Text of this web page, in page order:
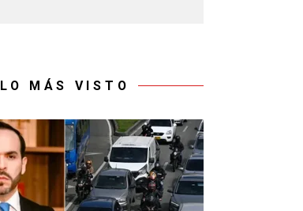
LO MÁS VISTO